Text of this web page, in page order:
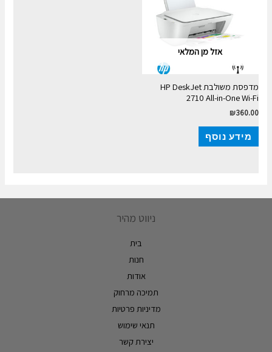
אזל מן המלאי
מדפסת משולבת HP DeskJet
2710 All-in-One Wi-Fi
₪360.00
מידע נוסף
ניווט מהיר
בית
חנות
אודות
תמיכה מרחוק
מדיניות פרטיות
תנאי שימוש
יצירת קשר